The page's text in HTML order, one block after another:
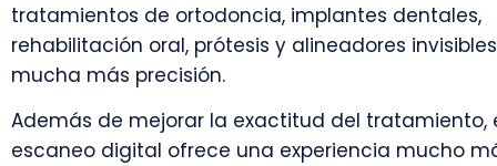
tratamientos de ortodoncia, implantes dentales,
rehabilitación oral, prótesis y alineadores
mucha más precisión.
Además de mejorar la exactitud del tratamiento,
escaneo digital ofrece una experiencia mucho